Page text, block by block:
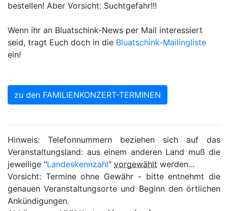
bestellen! Aber Vorsicht: Suchtgefahr!!!
Wenn ihr an Bluatschink-News per Mail interessiert
seid, tragt Euch doch in die Bluatschink-Mailingliste
ein!
zu den FAMILIENKONZERT-TERMINEN
Hinweis: Telefonnummern beziehen sich auf das
Veranstaltungsland: aus einem anderen Land muß die
jeweilige "Landeskennzahl" vorgewählt werden...
Vorsicht: Termine ohne Gewähr - bitte entnehmt die
genauen Veranstaltungsorte und Beginn den örtlichen
Ankündigungen.